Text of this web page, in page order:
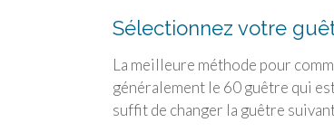
Sélectionnez votre
La meilleure méthode pour
généralement le 60 guêtre qui
suffit de changer la guêtre